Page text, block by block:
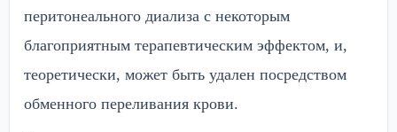
перитонеального диализа с некоторым
благоприятным терапевтическим эффектом, и,
теоретически, может быть удален посредством
обменного переливания крови.